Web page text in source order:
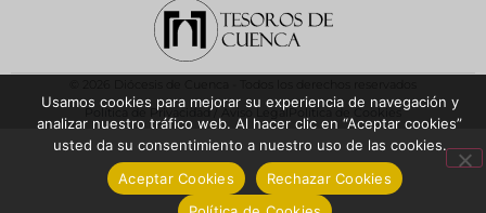
Política de Privacidad / Aviso Legal Política de Cookies
Usamos cookies para mejorar su experiencia de navegación y
analizar nuestro tráfico web. Al hacer clic en “Aceptar cookies”
usted da su consentimiento a nuestro uso de las cookies.
Aceptar Cookies
Rechazar Cookies